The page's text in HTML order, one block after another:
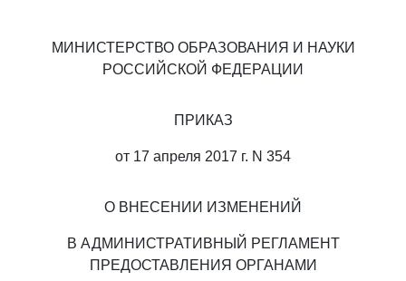
МИНИСТЕРСТВО ОБРАЗОВАНИЯ И НАУКИ
РОССИЙСКОЙ ФЕДЕРАЦИИ
ПРИКАЗ
от 17 апреля 2017 г. N 354
О ВНЕСЕНИИ ИЗМЕНЕНИЙ
В АДМИНИСТРАТИВНЫЙ РЕГЛАМЕНТ
ПРЕДОСТАВЛЕНИЯ ОРГАНАМИ